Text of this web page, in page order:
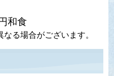
和食
る場合がございます。